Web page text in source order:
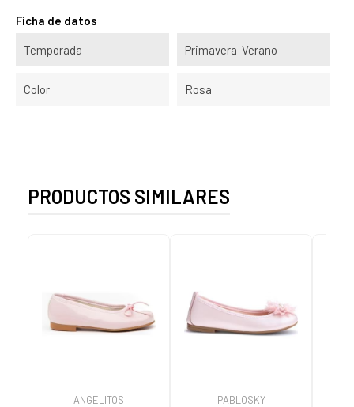
Ficha de datos
Temporada Primavera-Verano
Color Rosa
PRODUCTOS SIMILARES
ANGELITOS PABLOSKY